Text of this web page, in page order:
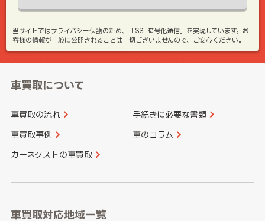
当サイトではプライバシー保護のため、「SSL暗号化通信」を実現しています。お
客様の情報が一般に公開されることは一切ございませんので、ご安心ください。
車買取について
車買取の流れ 手続きに必要な書類
車買取事例 車のコラム
カーネクストの車買取
車買取対応地域一覧